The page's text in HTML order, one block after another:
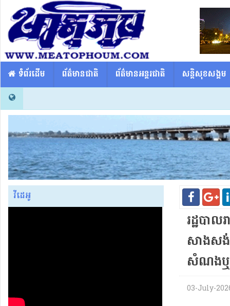
​​ ទំព័រដើម ព័ត៌មានជាតិ ព័ត៌មានអន្តរជាតិ សន្តិសុខសង្គម
វីដេអូ
រដ្ឋបា
សាងសង់​
សំណង​ឬ​
03-July-